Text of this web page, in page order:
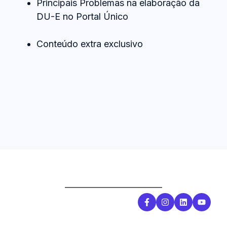
Principais Problemas na elaboração da
DU-E no Portal Único
Conteúdo extra exclusivo